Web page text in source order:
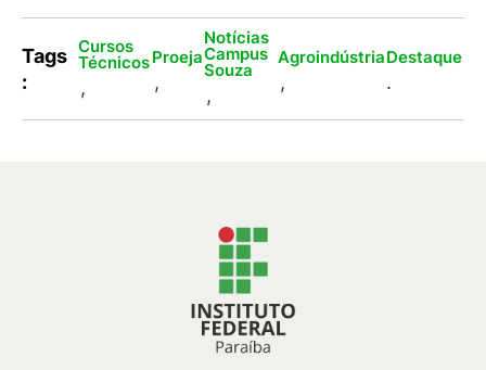
Tags
:
Cursos
Técnicos
,
Proeja
,
Notícias
Campus
Souza
,
Agroindústria
,
Destaque
.